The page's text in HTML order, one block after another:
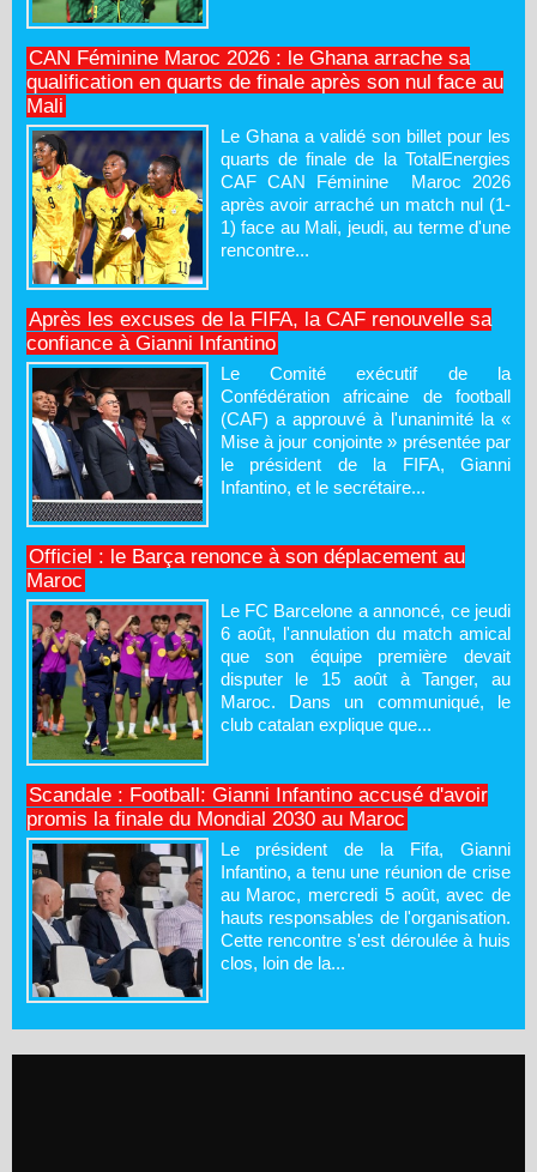
CAN Féminine Maroc 2026 : le Ghana arrache sa
qualification en quarts de finale après son nul face au
Mali
Le Ghana a validé son billet pour les
quarts de finale de la TotalEnergies
CAF CAN Féminine Maroc 2026
après avoir arraché un match nul (1-
1) face au Mali, jeudi, au terme d'une
rencontre...
Après les excuses de la FIFA, la CAF renouvelle sa
confiance à Gianni Infantino
Le Comité exécutif de la
Confédération africaine de football
(CAF) a approuvé à l'unanimité la «
Mise à jour conjointe » présentée par
le président de la FIFA, Gianni
Infantino, et le secrétaire...
Officiel : le Barça renonce à son déplacement au
Maroc
Le FC Barcelone a annoncé, ce jeudi
6 août, l'annulation du match amical
que son équipe première devait
disputer le 15 août à Tanger, au
Maroc. Dans un communiqué, le
club catalan explique que...
Scandale : Football: Gianni Infantino accusé d'avoir
promis la finale du Mondial 2030 au Maroc
Le président de la Fifa, Gianni
Infantino, a tenu une réunion de crise
au Maroc, mercredi 5 août, avec de
hauts responsables de l'organisation.
Cette rencontre s'est déroulée à huis
clos, loin de la...